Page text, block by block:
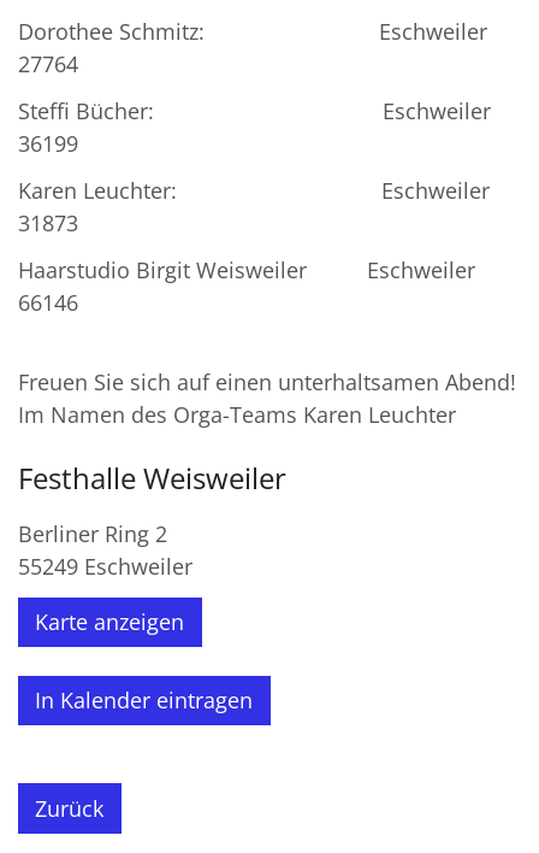
Dorothee Schmitz: Eschweiler
27764
Steffi Bücher: Eschweiler
36199
Karen Leuchter: Eschweiler
31873
Haarstudio Birgit Weisweiler Eschweiler
66146
Freuen Sie sich auf einen unterhaltsamen Abend!
Im Namen des Orga-Teams Karen Leuchter
Festhalle Weisweiler
Berliner Ring 2
55249 Eschweiler
Karte anzeigen
In Kalender eintragen
Zurück